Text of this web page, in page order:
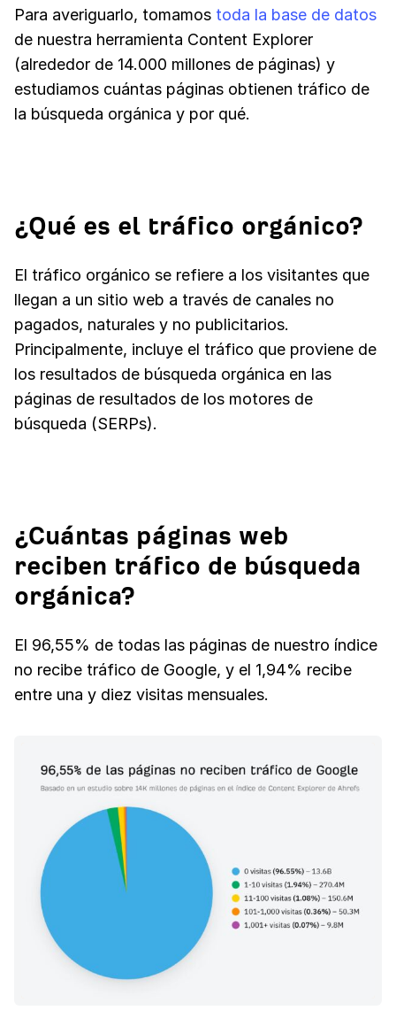
Para averiguarlo, tomamos toda la base de datos
de nuestra herramienta Content Explorer
(alrededor de 14.000 millones de páginas) y
estudiamos cuántas páginas obtienen tráfico de
la búsqueda orgánica y por qué.
¿Qué es el tráfico orgánico?
El tráfico orgánico se refiere a los visitantes que
llegan a un sitio web a través de canales no
pagados, naturales y no publicitarios.
Principalmente, incluye el tráfico que proviene de
los resultados de búsqueda orgánica en las
páginas de resultados de los motores de
búsqueda (SERPs).
¿Cuántas páginas web
reciben tráfico de búsqueda
orgánica?
El 96,55% de todas las páginas de nuestro índice
no recibe tráfico de Google, y el 1,94% recibe
entre una y diez visitas mensuales.